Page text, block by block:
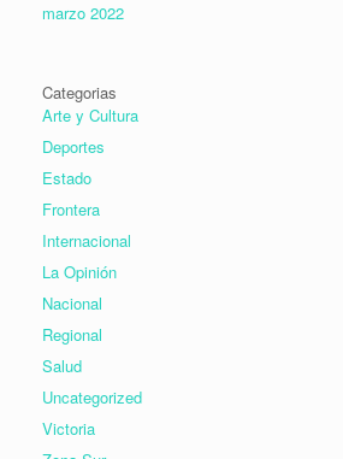
marzo 2022
Categorias
Arte y Cultura
Deportes
Estado
Frontera
Internacional
La Opinión
Nacional
Regional
Salud
Uncategorized
Victoria